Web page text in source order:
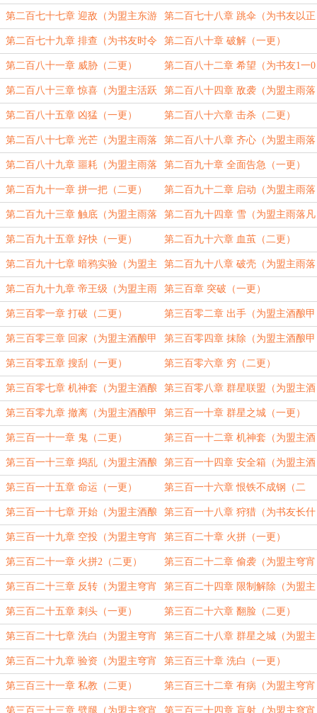
第二百七十七章 迎敌（为盟主东游
灵雨加更）（三更）
第二百七十八章 跳伞（为书友以正
当的名义加更）（四更）
第二百七十九章 排查（为书友时令
四季加更）（五更）
第二百八十章 破解（一更）
第二百八十一章 威胁（二更） 第二百八十二章 希望（为书友1一0
加更）（三更）
第二百八十三章 惊喜（为盟主活跃
的小鲤鱼加更）（四更）
第二百八十四章 敌袭（为盟主雨落
凡尘扰清梦加更）（五更）
第二百八十五章 凶猛（一更） 第二百八十六章 击杀（二更）
第二百八十七章 光芒（为盟主雨落
凡尘扰清梦加更）（三更）
第二百八十八章 齐心（为盟主雨落
凡尘扰清梦加更）（四更）
第二百八十九章 噩耗（为盟主雨落
凡尘扰清梦加更）（五更）
第二百九十章 全面告急（一更）
第二百九十一章 拼一把（二更） 第二百九十二章 启动（为盟主雨落
凡尘扰清梦加更）（三更）
第二百九十三章 触底（为盟主雨落
凡尘扰清梦加更）（四更）
第二百九十四章 雪（为盟主雨落凡
尘扰清梦加更）（五更）
第二百九十五章 好快（一更） 第二百九十六章 血茧（二更）
第二百九十七章 暗鸦实验（为盟主
雨落凡尘扰清梦加更）（三更）
第二百九十八章 破壳（为盟主雨落
凡尘扰清梦加更）（四更）
第二百九十九章 帝王级（为盟主雨
落凡尘扰清梦加更）（五更）
第三百章 突破（一更）
第三百零一章 打破（二更） 第三百零二章 出手（为盟主酒酿甲
鱼汤加更）（三更）
第三百零三章 回家（为盟主酒酿甲
鱼汤加更）（四更）
第三百零四章 抹除（为盟主酒酿甲
鱼汤加更）（五更）
第三百零五章 搜刮（一更） 第三百零六章 穷（二更）
第三百零七章 机神套（为盟主酒酿
甲鱼汤加更）（三更）
第三百零八章 群星联盟（为盟主酒
酿甲鱼汤加更）（四更）
第三百零九章 撤离（为盟主酒酿甲
鱼汤加更）（五更）
第三百一十章 群星之城（一更）
第三百一十一章 鬼（二更） 第三百一十二章 机神套（为盟主酒
酿甲鱼汤加更）（三更）
第三百一十三章 捣乱（为盟主酒酿
甲鱼汤加更）（四更）
第三百一十四章 安全箱（为盟主酒
酿甲鱼汤加更）（五更）
第三百一十五章 命运（一更） 第三百一十六章 恨铁不成钢（二
更）
第三百一十七章 开始（为盟主酒酿
甲鱼汤加更）（三更）
第三百一十八章 狩猎（为书友长什
么安加更）（四更）
第三百一十九章 空投（为盟主穹宵
加更）（五更）
第三百二十章 火拼（一更）
第三百二十一章 火拼2（二更） 第三百二十二章 偷袭（为盟主穹宵
加更）（三更）
第三百二十三章 反转（为盟主穹宵
加更）（四更）
第三百二十四章 限制解除（为盟主
穹宵加更）（五更）
第三百二十五章 刺头（一更） 第三百二十六章 翻脸（二更）
第三百二十七章 洗白（为盟主穹宵
加更）（三更）
第三百二十八章 群星之城（为盟主
穹宵加更）（四更）
第三百二十九章 验资（为盟主穹宵
加更）（五更）
第三百三十章 洗白（一更）
第三百三十一章 私教（二更） 第三百三十二章 有病（为盟主穹宵
加更）（三更）
第三百三十三章 劈腿（为盟主穹宵 第三百三十四章 盲射（为盟主穹宵